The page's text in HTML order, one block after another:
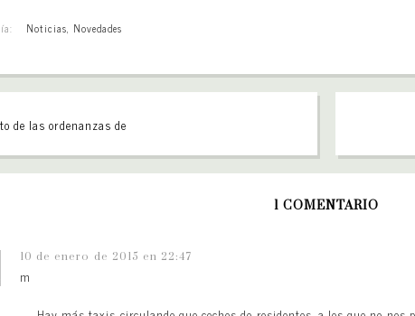
Noticias, Novedades
de las ordenanzas de
1 COMENTARIO
10 de enero de 2015 en 22:47
m